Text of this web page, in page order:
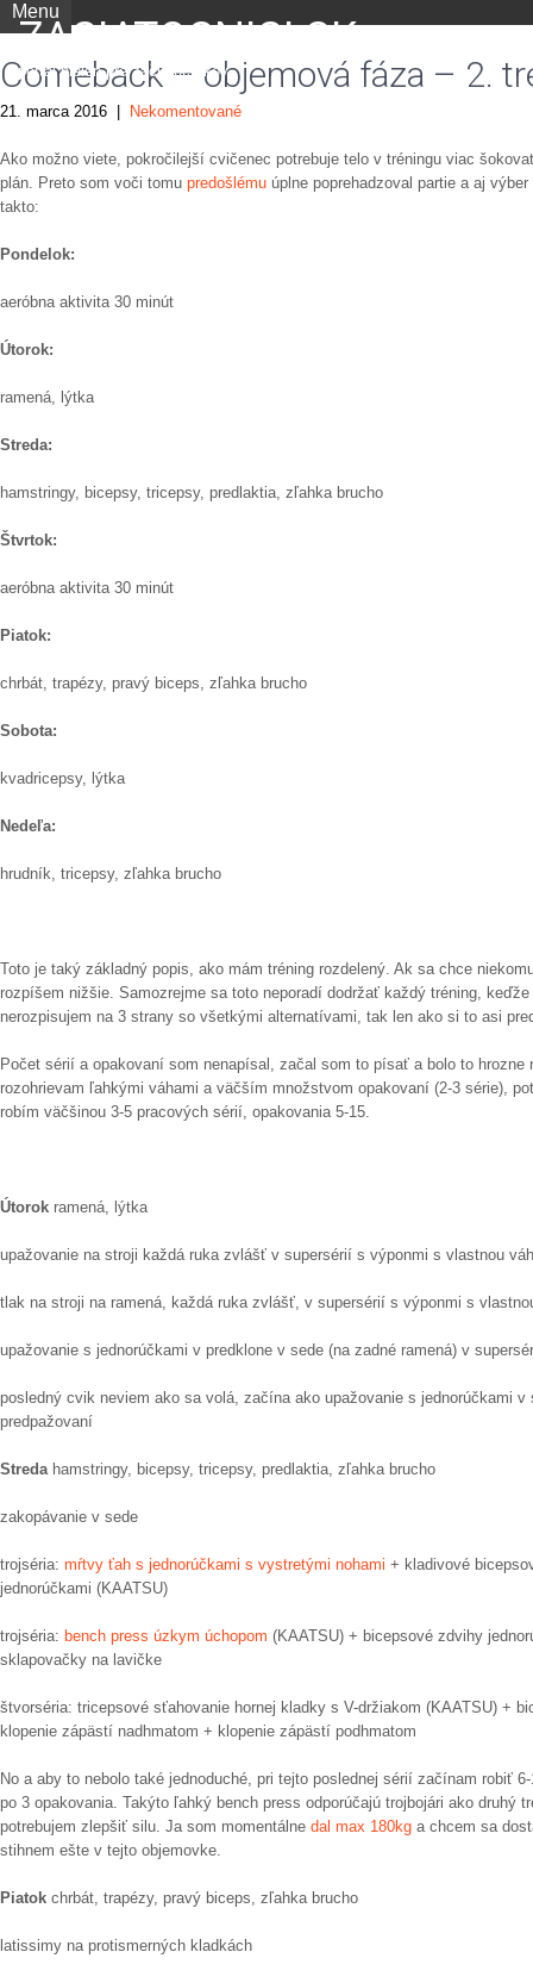
ZACIATOCNICI.SK
portál nielen pre začiatočníkov
Menu
Comeback – objemová fáza – 2.
21. marca 2016 Nekomentované
Ako možno viete, pokročilejší cvičenec potrebuje telo v tréningu viac
plán. Preto som voči tomu predošlému úplne poprehadzoval partie a aj
takto:
Pondelok:
aeróbna aktivita 30 minút
Útorok:
ramená, lýtka
Streda:
hamstringy, bicepsy, tricepsy, predlaktia, zľahka brucho
Štvrtok:
aeróbna aktivita 30 minút
Piatok:
chrbát, trapézy, pravý biceps, zľahka brucho
Sobota:
kvadricepsy, lýtka
Nedeľa:
hrudník, tricepsy, zľahka brucho
Toto je taký základný popis, ako mám tréning rozdelený. Ak sa chce
rozpíšem nižšie. Samozrejme sa toto neporadí dodržať každý tréning,
nerozpisujem na 3 strany so všetkými alternatívami, tak len ako si to asi
Počet sérií a opakovaní som nenapísal, začal som to písať a bolo to
rozohrievam ľahkými váhami a väčším množstvom opakovaní (2-3 série),
robím väčšinou 3-5 pracových sérií, opakovania 5-15.
Útorok ramená, lýtka
upažovanie na stroji každá ruka zvlášť v supersérií s výponmi s vlastnou
tlak na stroji na ramená, každá ruka zvlášť, v supersérií s výponmi s
upažovanie s jednorúčkami v predklone v sede (na zadné ramená) v
posledný cvik neviem ako sa volá, začína ako upažovanie s jednorúčkami
predpažovaní
Streda hamstringy, bicepsy, tricepsy, predlaktia, zľahka brucho
zakopávanie v sede
trojséria: mŕtvy ťah s jednorúčkami s vystretými nohami + kladivové
jednorúčkami (KAATSU)
trojséria: bench press úzkym úchopom (KAATSU) + bicepsové zdvihy
sklapovačky na lavičke
štvorséria: tricepsové sťahovanie hornej kladky s V-držiakom (KAATSU) +
klopenie zápästí nadhmatom + klopenie zápästí podhmatom
No a aby to nebolo také jednoduché, pri tejto poslednej sérií začínam robiť
po 3 opakovania. Takýto ľahký bench press odporúčajú trojbojári ako druhý
potrebujem zlepšiť silu. Ja som momentálne dal max 180kg a chcem sa
stihnem ešte v tejto objemovke.
Piatok chrbát, trapézy, pravý biceps, zľahka brucho
latissimy na protismerných kladkách